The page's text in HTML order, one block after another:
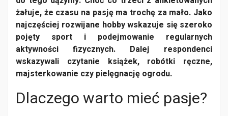
żałuje, że czasu na pasję ma trochę za mało. Jako
najczęściej rozwijane hobby wskazuje się szeroko
pojęty sport i podejmowanie regularnych
aktywności fizycznych. Dalej respondenci
wskazywali czytanie książek, robótki ręczne,
majsterkowanie czy pielęgnację ogrodu.
Dlaczego warto mieć pasje?